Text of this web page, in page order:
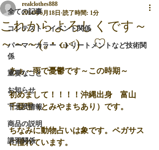
全ての記事
コンテスト・イベント関係
パーマ・カラー・トリートメントなど技術関
係
重要なこと
お知らせ
下北沢情報
商品の説明
講習関係
これからよろしくです～
～～～(｡･ ω<)ゞ♡
realclothes888
2014年6月18日 読了時間: 1分
あぁ～雨で憂鬱です～この時期～
初めまして！！！！沖縄出身 富山
千亜理（とみやまちあり）です。
ちなみに動物占いは象です。 ペガサス
に憧れています。